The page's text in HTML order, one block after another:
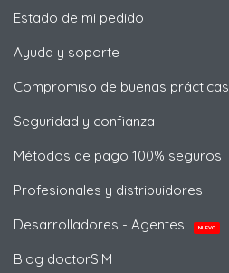
Estado de mi pedido
Ayuda y soporte
Compromiso de buenas prácticas
Seguridad y confianza
Métodos de pago 100% seguros
Profesionales y distribuidores
Desarrolladores - Agentes
NUEVO
Blog doctorSIM